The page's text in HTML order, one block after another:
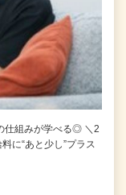
仕組みが学べる◎ ＼2
に“あと少し”プラス